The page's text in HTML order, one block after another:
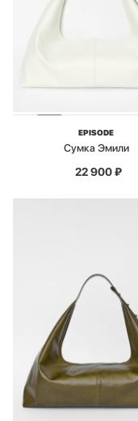
EPISODE
Сумка Эмили
22 900₽